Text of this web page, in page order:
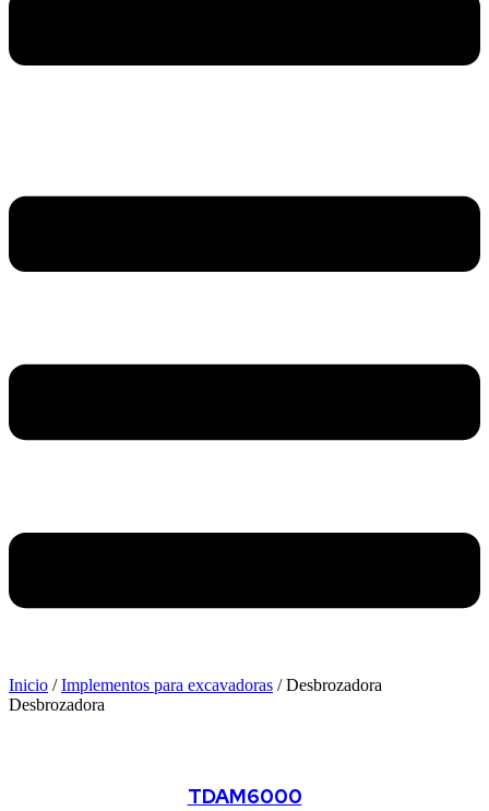
Inicio /Implementos para excavadoras / Desbrozadora
Desbrozadora
TDAM6000